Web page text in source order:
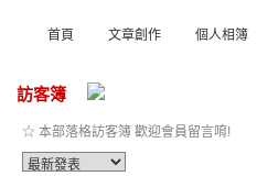
首頁 文章創作 個人相簿
訪客簿
☆ 本部落格訪客簿 歡迎會員留言唷!